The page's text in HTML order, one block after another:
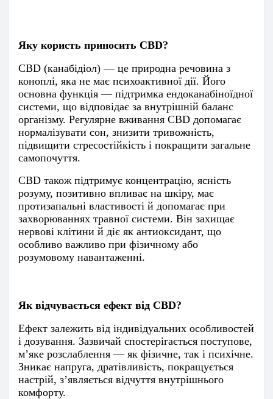
Яку користь приносить CBD?
CBD (канабідіол) — це природна речовина з
коноплі, яка не має психоактивної дії. Його
основна функція — підтримка ендоканабіноїдної
системи, що відповідає за внутрішній баланс
організму. Регулярне вживання CBD допомагає
нормалізувати сон, знизити тривожність,
підвищити стресостійкість і покращити загальне
самопочуття.
CBD також підтримує концентрацію, ясність
розуму, позитивно впливає на шкіру, має
протизапальні властивості й допомагає при
захворюваннях травної системи. Він захищає
нервові клітини й діє як антиоксидант, що
особливо важливо при фізичному або
розумовому навантаженні.
Як відчувається ефект від CBD?
Ефект залежить від індивідуальних особливостей
і дозування. Зазвичай спостерігається поступове,
м’яке розслаблення — як фізичне, так і психічне.
Зникає напруга, дратівливість, покращується
настрій, з’являється відчуття внутрішнього
комфорту.